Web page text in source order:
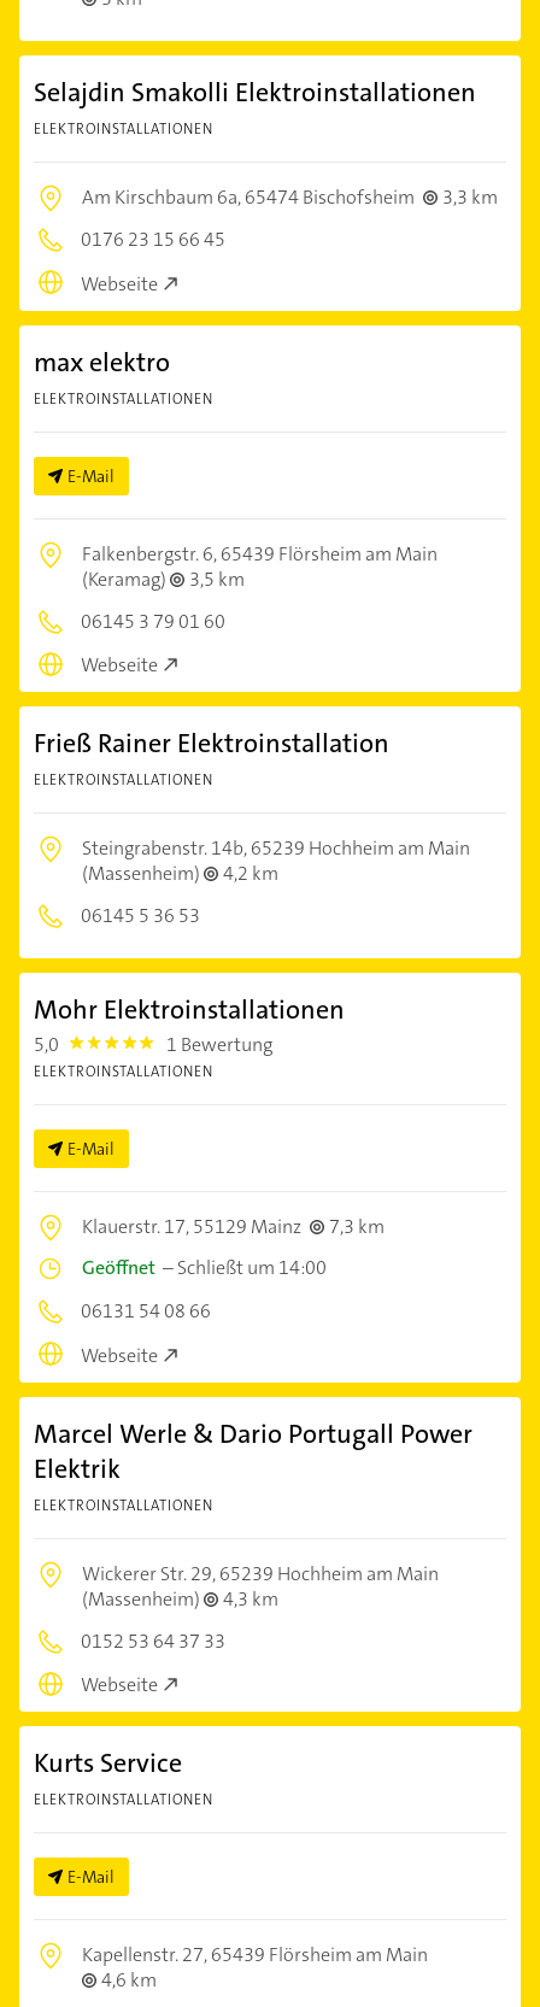
Selajdin Smakolli Elektroinstallationen
ELEKTROINSTALLATIONEN
Am Kirschbaum 6a,65474 Bischofsheim
3,3 km
0176 23 15 66 45
Webseite
max elektro
ELEKTROINSTALLATIONEN
E-Mail
Falkenbergstr. 6,65439 Flörsheim am Main
(Keramag)
3,5 km
06145 3 79 01 60
Webseite
Frieß Rainer Elektroinstallation
ELEKTROINSTALLATIONEN
Steingrabenstr. 14b,65239 Hochheim am Main
(Massenheim)
4,2 km
06145 5 36 53
Mohr Elektroinstallationen
5,0 5.0 1 Bewertung
ELEKTROINSTALLATIONEN
E-Mail
Klauerstr. 17,55129 Mainz
7,3 km
Geöffnet –Schließt um 14:00
06131 54 08 66
Webseite
Marcel Werle & Dario Portugall Power
Elektrik
ELEKTROINSTALLATIONEN
Wickerer Str. 29,65239 Hochheim am Main
(Massenheim)
4,3 km
0152 53 64 37 33
Webseite
Kurts Service
ELEKTROINSTALLATIONEN
E-Mail
Kapellenstr. 27,65439 Flörsheim am Main
4,6 km